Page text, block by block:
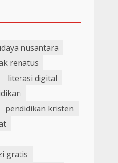
nusantara
renatus
literasi digital
pendidikan kristen
gratis